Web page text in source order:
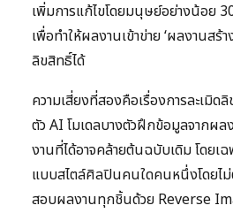
เพิ่มการแก้ไขโดยมนุษย์อย่างน้อย
เพื่อทำให้ผลงานเข้าข่าย ‘ผลงานส
ลิขสิทธิ์ได้
ความเสี่ยงที่สองคือเรื่องการละเมิด
ตัว AI โมเดลบางตัวฝึกข้อมูลจากผ
งานที่ได้อาจคล้ายต้นฉบับเดิม โดยเ
แบบสไตล์ศิลปินคนใดคนหนึ่งโดยไม่
สอบผลงานทุกชิ้นด้วย Reverse